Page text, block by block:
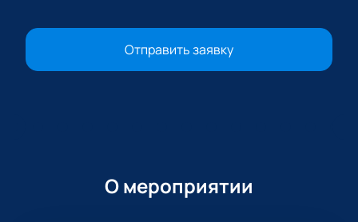
Отправить заявку
О мероприятии